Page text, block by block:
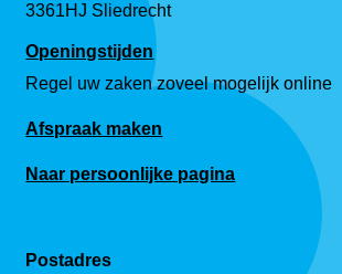
3361HJ Sliedrecht
Openingstijden
Regel uw zaken zoveel mogelijk online
Afspraak maken
Naar persoonlijke pagina
Postadres